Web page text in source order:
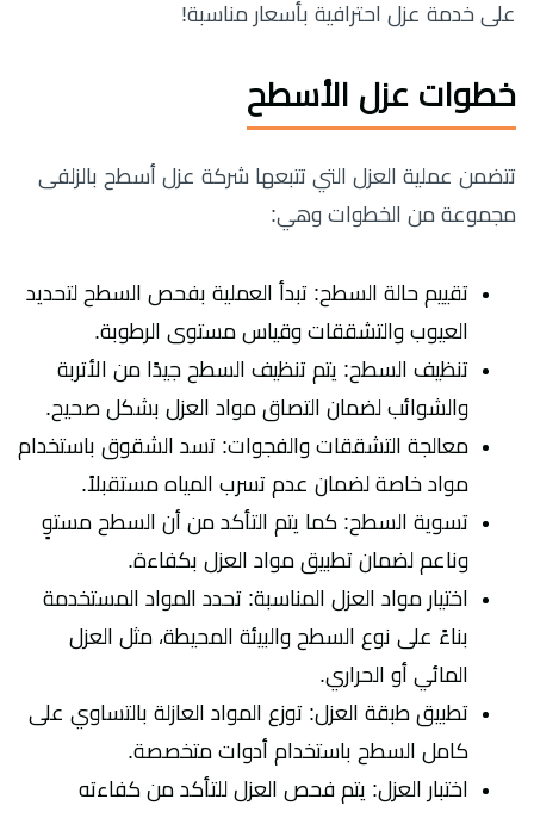
على خدمة عزل احترافية بأسعار مناسبة!
خطوات عزل الأسطح
تتضمن عملية العزل التي تتبعها شركة عزل أسطح بالزلفى
مجموعة من الخطوات وهي:
تقييم حالة السطح: تبدأ العملية بفحص السطح لتحديد
العيوب والتشققات وقياس مستوى الرطوبة.
تنظيف السطح: يتم تنظيف السطح جيدًا من الأتربة
والشوائب لضمان التصاق مواد العزل بشكل صحيح.
معالجة التشققات والفجوات: تسد الشقوق باستخدام
مواد خاصة لضمان عدم تسرب المياه مستقبلاً.
تسوية السطح: كما يتم التأكد من أن السطح مستوٍ
وناعم لضمان تطبيق مواد العزل بكفاءة.
اختيار مواد العزل المناسبة: تحدد المواد المستخدمة
بناءً على نوع السطح والبيئة المحيطة، مثل العزل
المائي أو الحراري.
تطبيق طبقة العزل: توزع المواد العازلة بالتساوي على
كامل السطح باستخدام أدوات متخصصة.
اختبار العزل: يتم فحص العزل للتأكد من كفاءته